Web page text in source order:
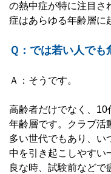
の熱中症が特に注目さ
症はあらゆる年齢層に
Ｑ：では若い人でも
Ａ：そうです。
高齢者だけでなく、10
年齢層です。クラブ活
多い世代でもあり、い
中を引き起こしやすい
良な時、試験前などで